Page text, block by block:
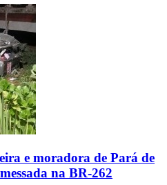
e moradora de Pará de
na BR-262